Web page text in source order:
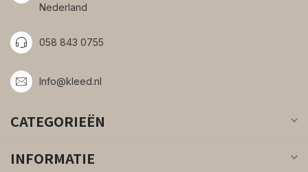
Nederland
058 843 0755
Info@kleed.nl
CATEGORIEËN
INFORMATIE